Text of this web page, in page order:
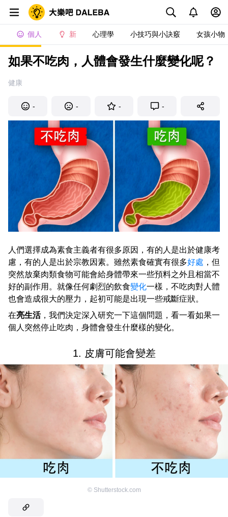
個人 新 心理學 小技巧與小訣竅 女孩小物
如果不吃肉，人體會發生什麼變化呢？
健康
- - - -
人們選擇成為素食主義者有很多原因，有的人是出於健康考
慮，有的人是出於宗教因素。雖然素食確實有很多好處 ，但
突然放棄肉類食物可能會給身體帶來一些預料之外且相當不
好的副作用。就像任何劇烈的飲食變化一樣，不吃肉對人體
也會造成很大的壓力，起初可能是出現一些戒斷症狀。
在亮生活，我們決定深入研究一下這個問題，看一看如果一
個人突然停止吃肉，身體會發生什麼樣的變化。
1. 皮膚可能會變差
© Shutterstock.com